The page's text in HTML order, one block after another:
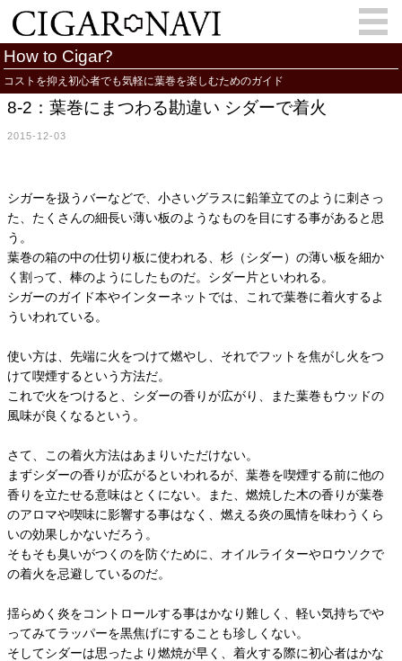
会員登録 お問い合わせ サインイン
Cigar Information Cigar Column
Memorandum
Cigar Map
How to Cigar?
コストを抑え初心者でも気軽に葉巻を楽しむためのガイド
8-2：葉巻にまつわる勘違い シダーで着火
2015-12-03
シガーを扱うバーなどで、小さいグラスに鉛筆立てのように刺さっ
た、たくさんの細長い薄い板のようなものを目にする事があると思
う。
葉巻の箱の中の仕切り板に使われる、杉（シダー）の薄い板を細か
く割って、棒のようにしたものだ。シダー片といわれる。
シガーのガイド本やインターネットでは、これで葉巻に着火するよ
ういわれている。
使い方は、先端に火をつけて燃やし、それでフットを焦がし火をつ
けて喫煙するという方法だ。
これで火をつけると、シダーの香りが広がり、また葉巻もウッドの
風味が良くなるという。
さて、この着火方法はあまりいただけない。
まずシダーの香りが広がるといわれるが、葉巻を喫煙する前に他の
香りを立たせる意味はとくにない。また、燃焼した木の香りが葉巻
のアロマや喫味に影響する事はなく、燃える炎の風情を味わうくら
いの効果しかないだろう。
そもそも臭いがつくのを防ぐために、オイルライターやロウソクで
の着火を忌避しているのだ。
揺らめく炎をコントロールする事はかなり難しく、軽い気持ちでや
ってみてラッパーを黒焦げにすることも珍しくない。
そしてシダーは思ったより燃焼が早く、着火する際に初心者はかな